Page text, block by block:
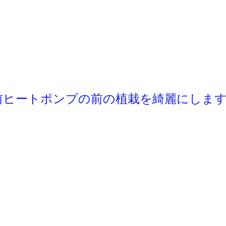
ヒートポンプの前の植栽を綺麗にしま